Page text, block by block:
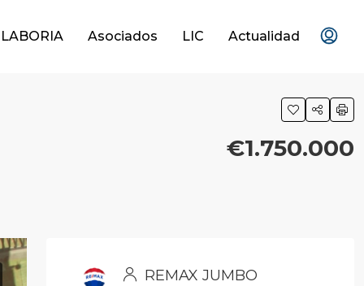
Asociados LIC Actualidad
€1.750.000
REMAX JUMBO